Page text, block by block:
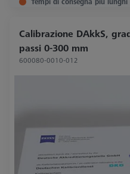
Calibrazione DAkkS,
passi 0-300 mm
600080-0010-012